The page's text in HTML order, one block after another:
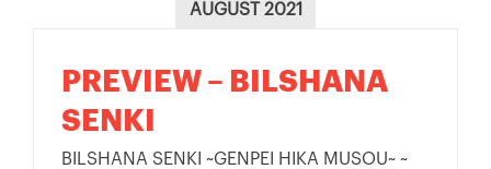
AUGUST 2021
PREVIEW – BILSHANA
SENKI
BILSHANA SENKI ~GENPEI HIKA MUSOU~ ~